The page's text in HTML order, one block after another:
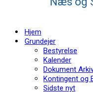
Hjem
Grundejer
Bestyrelse
Kalender
Dokument
Kontingent og
Sidste nyt